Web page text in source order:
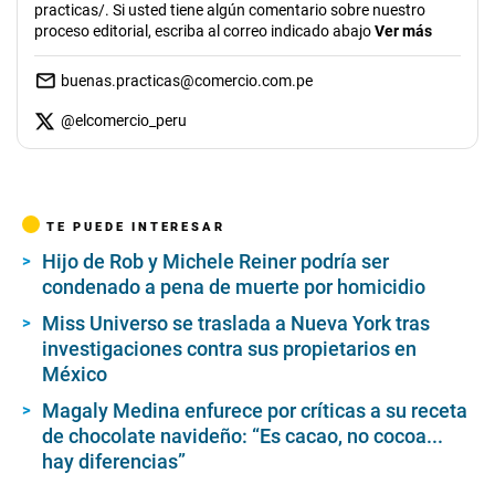
practicas/. Si usted tiene algún comentario sobre nuestro
proceso editorial, escriba al correo indicado abajoVer más
buenas.practicas@comercio.com.pe
@elcomercio_peru
TE PUEDE INTERESAR
Hijo de Rob y Michele Reiner podría ser
condenado a pena de muerte por homicidio
Miss Universo se traslada a Nueva York tras
investigaciones contra sus propietarios en
México
Magaly Medina enfurece por críticas a su receta
de chocolate navideño: “Es cacao, no cocoa...
hay diferencias”